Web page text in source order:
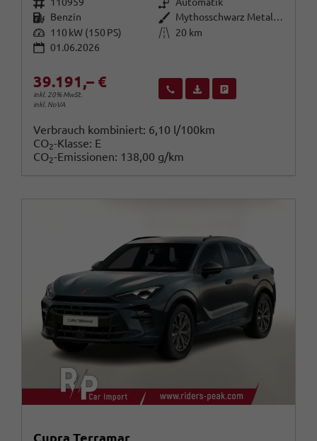
Kraftstoff Benzin Außenfarbe
Mythosschwarz Metallic (0E)
Leistung 110 kW (150 PS) Kilometerstand
20 km
01.06.2026
39.191,– €
inkl. 20% MwSt.
inkl. NoVA
Wir rufen Sie anFahrzeugexposé (PDF)
Verbrauch kombiniert: 6,10 l/100km
CO2-Klasse: E
CO2-Emissionen: 138,00 g/km
Cupra Terramar